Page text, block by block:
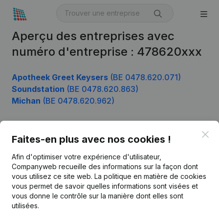
Aperçu des entreprises avec
numéro d'entreprise : 478620xxx
Apotheek Greet Keysers (BE 0478.620.071)
Soundstation (BE 0478.620.863)
Michan (BE 0478.620.962)
Faites-en plus avec nos cookies !
Afin d'optimiser votre expérience d'utilisateur,
Companyweb recueille des informations sur la façon dont
vous utilisez ce site web. La politique en matière de cookies
vous permet de savoir quelles informations sont visées et
vous donne le contrôle sur la manière dont elles sont
utilisées.
Français
Kantorenpark Everest
Produit
Informations d’entreprise
Monitoring
Recherche internationale